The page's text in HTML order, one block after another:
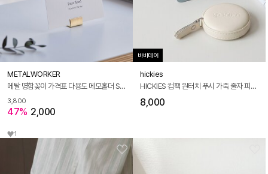
METALWORKER
메탈 명함꽂이 가격표 다용도 메모홀더 S사이즈
3,800
47% 2,000
1
바바데이
hickies
HICKIES 컴팩 원터치 푸시 가죽 줄자 피팅 재봉 가구사이즈 사각원형 2개
8,000